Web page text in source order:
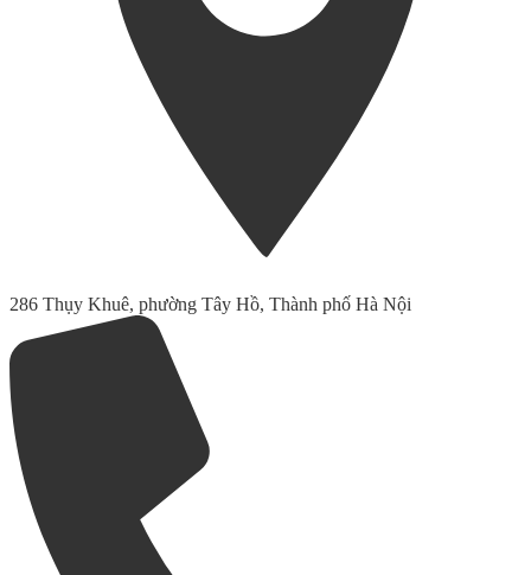
286 Thụy Khuê, phường Tây Hồ, Thành phố Hà Nội